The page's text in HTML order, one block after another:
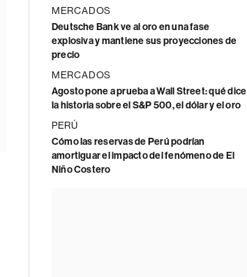
MERCADOS
Deutsche Bank ve al oro en una fase
explosiva y mantiene sus proyecciones de
precio
MERCADOS
Agosto pone a prueba a Wall Street: qué dice
la historia sobre el S&P 500, el dólar y el oro
PERÚ
Cómo las reservas de Perú podrían
amortiguar el impacto del fenómeno de El
Niño Costero